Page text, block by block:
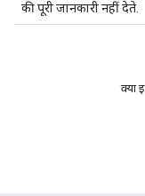
की पूरी जानकारी नहीं देते.
क्या